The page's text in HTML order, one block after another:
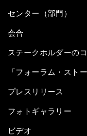
センター（部門）
会合
ステークホルダーの
「フォーラム・ストー
プレスリリース
フォトギャラリー
ビデオ